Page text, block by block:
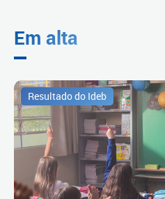
Em alta
Resultado do Ideb